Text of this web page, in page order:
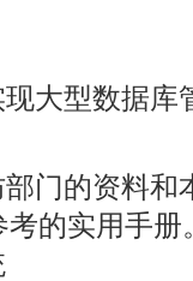
大型数据库
门的资料和
的实用手册